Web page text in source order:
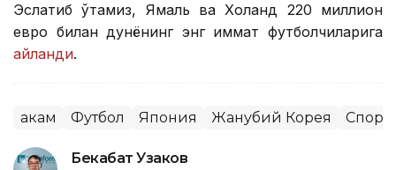
Эслатиб ўтамиз, Ямаль ва Холанд 220 миллион
евро билан дунёнинг энг қиммат футболчиларига
айланди.
Ҳакам Футбол Япония Жанубий Корея Спорт
Бекабат Узаков